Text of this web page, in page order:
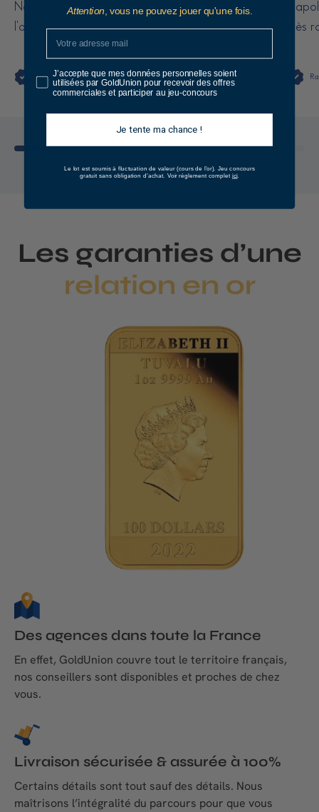
Napoléon, très bon état, très bien emballé à
l'arrivée à mon domicile. Nickel.
Thierry Ben Defor
très
Les garanties d’une
relation en or
Des agences dans toute la France
En effet, GoldUnion couvre tout le territoire français,
nos conseillers sont disponibles et proches de chez
vous.
Livraison sécurisée & assurée à 100%
Certains détails sont tout sauf des détails. Nous
maîtrisons l’intégralité du parcours pour que vous
Attention , vous ne pouvez jouer qu'une fois.
J’accepte que mes données personnelles soient
utilisées par GoldUnion pour recevoir des offres
commerciales et participer au jeu-concours
Je tente ma chance !
Le lot est soumis à fluctuation de valeur (cours de l’or). Jeu concours
gratuit sans obligation d’achat. Voir règlement complet ici.